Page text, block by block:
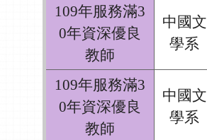
109年服務滿3
0年資深優良
教師
中國文
學系
109年服務滿3
0年資深優良
教師
中國文
學系